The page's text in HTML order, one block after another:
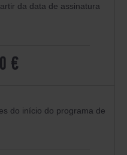
da data de assinatura
€
do início do programa de